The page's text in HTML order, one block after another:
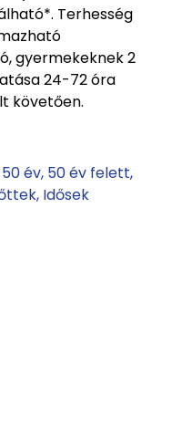
Terhesség
gyermekeknek 2
24-72 óra
követően.
év 50 év felett
Idősek